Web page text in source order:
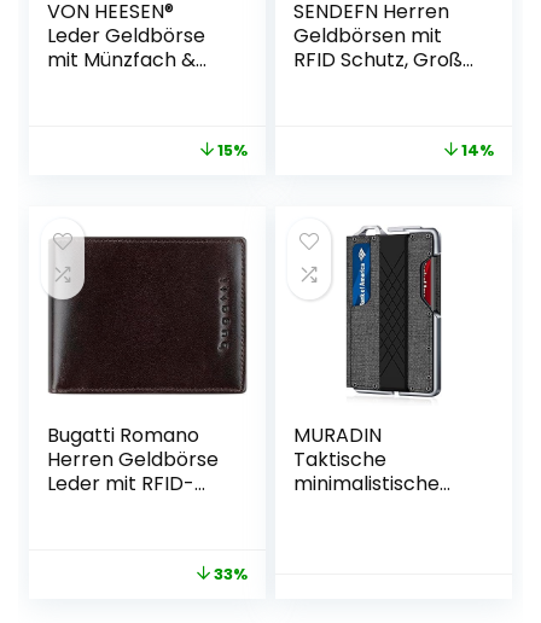
VON HEESEN®
Leder Geldbörse
mit Münzfach &
Brieftasche Wallet
Portmonee
(Schwarz)
15%
SENDEFN Herren
Geldbörsen mit
RFID Schutz, Groß
Brieftasche Wallet
Portmonee mit 16
Kartenfächer &
Münzfach
14%
Bugatti Romano
Herren Geldbörse
Leder mit RFID-
33%
MURADIN
Taktische
minimalistische